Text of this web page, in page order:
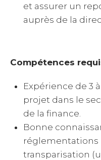
et assurer un
auprès de la
Compétences
Expérience de 3
projet dans le
de la finance.
Bonne
réglementations
transparisation